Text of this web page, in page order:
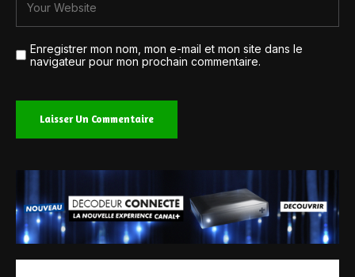
Enregistrer mon nom, mon e-mail et mon site dans le
navigateur pour mon prochain commentaire.